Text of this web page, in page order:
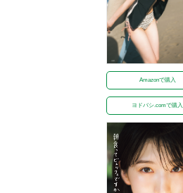
Amazonで購入
ヨドバシ.comで購入